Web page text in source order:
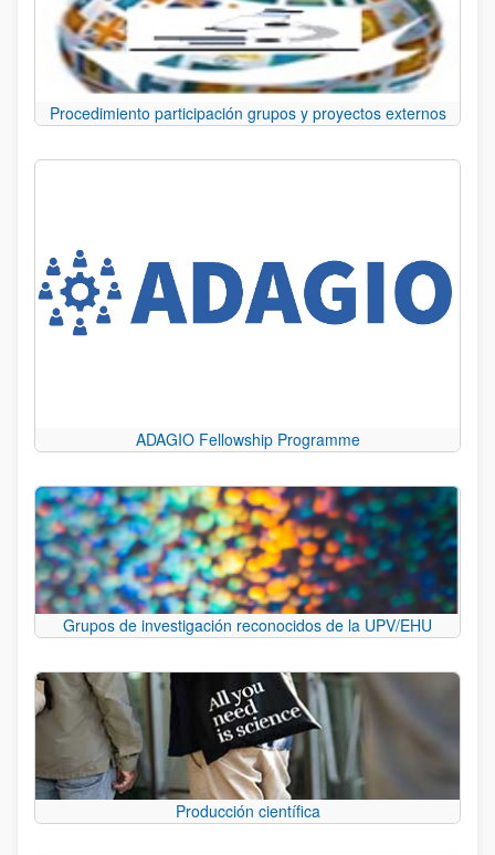
Procedimiento participación grupos y proyectos externos
ADAGIO Fellowship Programme
Grupos de investigación reconocidos de la UPV/EHU
Producción científica